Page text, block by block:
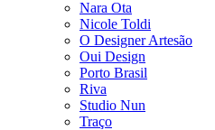
Nara Ota
Nicole Toldi
O Designer Artesão
Oui Design
Porto Brasil
Riva
Studio Nun
Traço